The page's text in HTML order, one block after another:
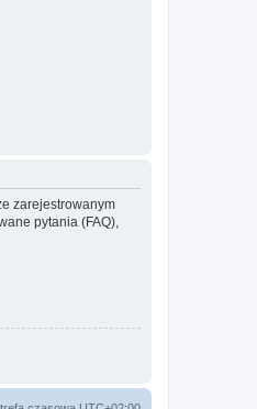
zarejestrowanym
pytania (FAQ),